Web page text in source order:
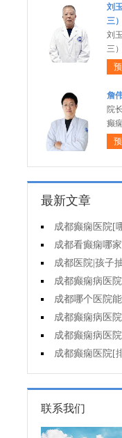
刘
三）
刘
三
詹
院
癫痫
最新文章
成都癫痫医院[
痫的护理要做到哪
成都看癫痫哪
度公布」癫痫是遗
成都医院|孩子
病吃什么中药?
成都癫痫病医
儿癫痫病药哪个好?
成都哪个医院
因会造成癫痫?
成都癫痫病医
要坚持哪些原则?
成都癫痫病医
可信吗?
成都癫痫医院[
睡眠困难怎么办?
联系我们